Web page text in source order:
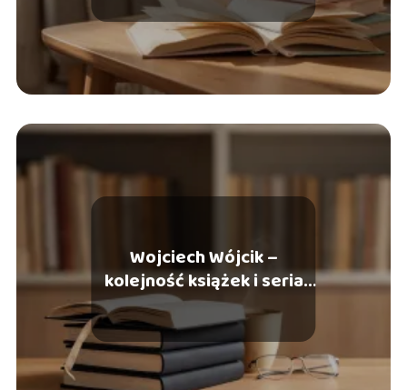
Wojciech Wójcik –
kolejność książek i seria
kryminalna